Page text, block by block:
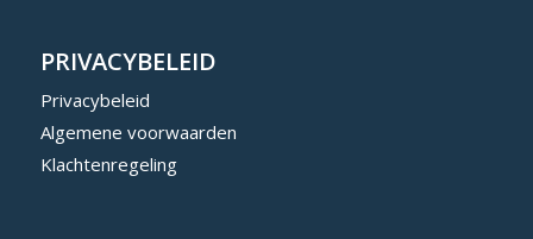
PRIVACYBELEID
Privacybeleid
Algemene voorwaarden
Klachtenregeling